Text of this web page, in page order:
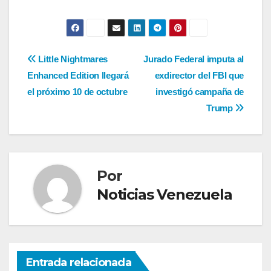
Navegación
de
Jurado Federal imputa al
exdirector del FBI que
investigó campaña de
Trump
Little Nightmares
Enhanced Edition llegará
el próximo 10 de octubre
Por
Noticias Venezuela
Entrada relacionada